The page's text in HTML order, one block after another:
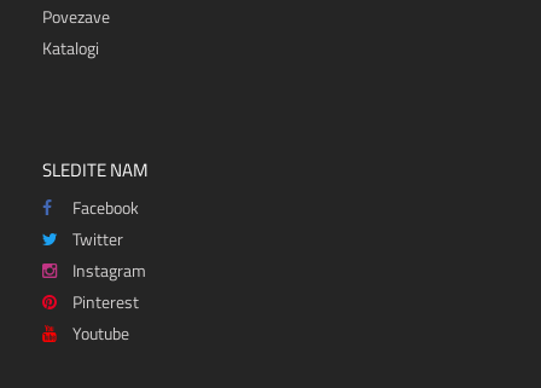
Povezave
Katalogi
SLEDITE NAM
Facebook
Twitter
Instagram
Pinterest
Youtube